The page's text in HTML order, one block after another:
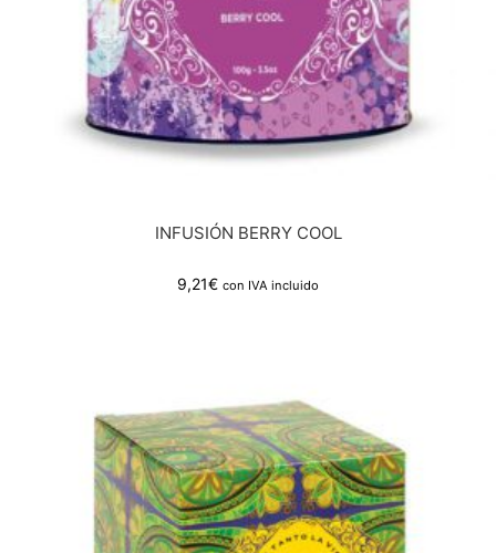
INFUSIÓN BERRY COOL
9,21€ con IVA incluido